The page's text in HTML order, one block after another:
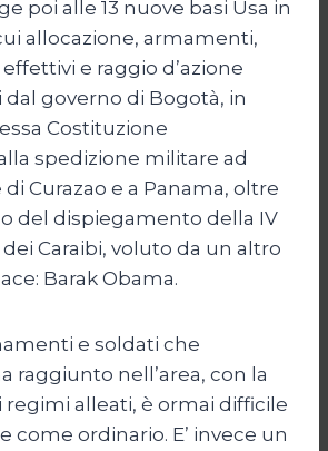
poi alle 13 nuove basi Usa in
allocazione, armamenti,
e raggio d’azione
governo di Bogotà, in
Costituzione
spedizione militare ad
di Curazao e a Panama, oltre
del dispiegamento della IV
Caraibi, voluto da un altro
Barak Obama.
e soldati che
raggiunto nell’area, con la
alleati, è ormai difficile
come ordinario. E’ invece un